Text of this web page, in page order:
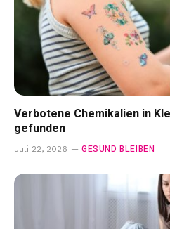
Verbotene Chemikalien in
gefunden
Juli 22, 2026 GESUND BLEIBEN